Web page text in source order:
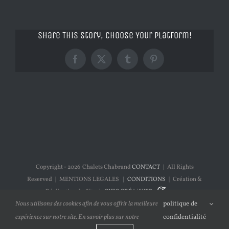
Share This Story, Choose Your Platform!
Facebook
X TumblrPinterest
Copyright - 2026 Chalets ChabrandCONTACT| All Rights
Reserved | MENTIONS LEGALES
| CONDITIONS
| Création &
Réalisation du Site |
CHIC CRÉA | WEB
Nous utilisons des cookies afin de vous offrir la meilleure
expérience sur notre site. En savoir plus sur notre
politique de
confidentialité